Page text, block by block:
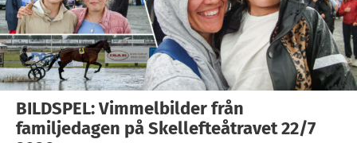
BILDSPEL: Vimmelbilder från
familjedagen på Skellefteåtravet 22/7